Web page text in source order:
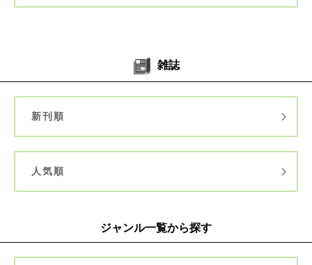
雑誌
新刊順
人気順
ジャンル一覧から探す